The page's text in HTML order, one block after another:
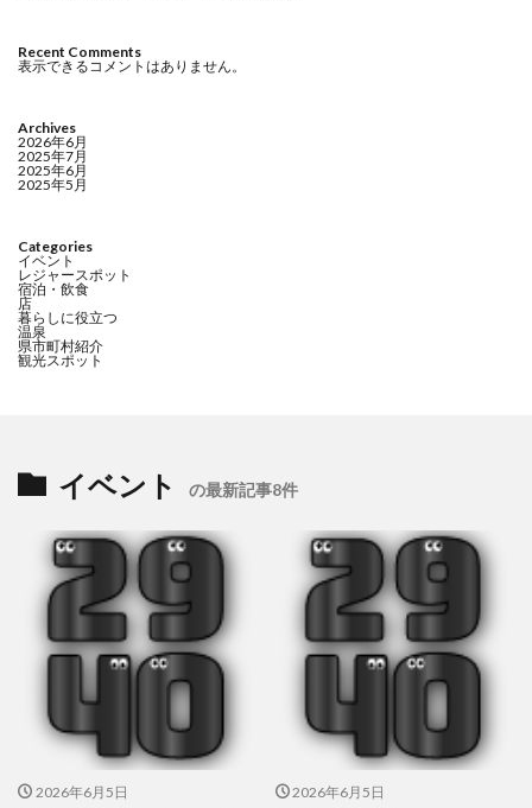
Recent Comments
表示できるコメントはありません。
Archives
2026年6月
2025年7月
2025年6月
2025年5月
Categories
イベント
レジャースポット
宿泊・飲食
店
暮らしに役立つ
温泉
県市町村紹介
観光スポット
イベント の最新記事8件
2026年6月5日 2026年6月5日